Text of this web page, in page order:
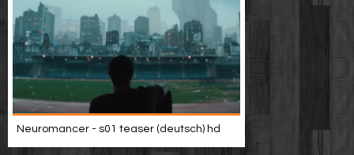
Neuromancer - s01 teaser (deutsch) hd